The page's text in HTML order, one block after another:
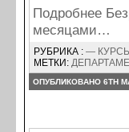
Подробнее
месяцами…
РУБРИКА : — КУРСЫ
МЕТКИ:
ОПУБЛИКОВАНО 6TH